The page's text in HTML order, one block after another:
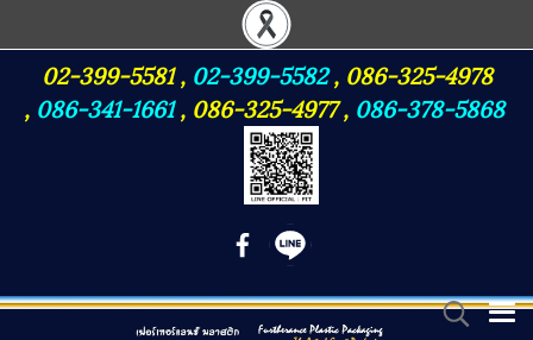
02-399-5581,02-399-5582, 086-325-4978
, 086-341-1661, 086-325-4977, 086-378-5868